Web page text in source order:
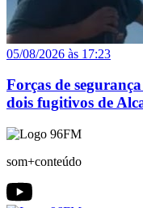
05/08/2026 às 17:23
Forças de
dois fugitivos de
som+conteúdo